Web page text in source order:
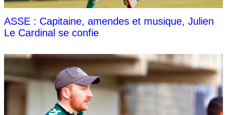
ASSE : Capitaine, amendes et musique, Julien
Le Cardinal se confie